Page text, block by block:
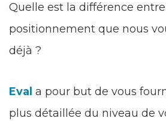
Quelle est la différence
positionnement que nous
déjà ?
Eval a pour but de vous
plus détaillée du niveau de